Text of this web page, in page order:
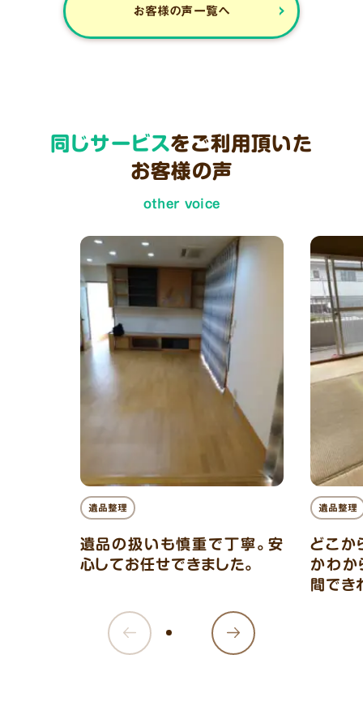
お客様の声一覧へ
同じサービスをご利用頂いた
お客様の声
other voice
遺品整理
遺品の扱いも慎重で丁寧。安
心してお任せできました。
遺品整理
どこか
かわか
間でき